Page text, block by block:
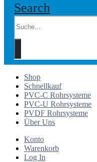
Search
Shop
Schnellkauf
PVC-C Rohrsysteme
PVC-U Rohrsysteme
PVDF Rohrsysteme
Über Uns
Konto
Warenkorb
Log In